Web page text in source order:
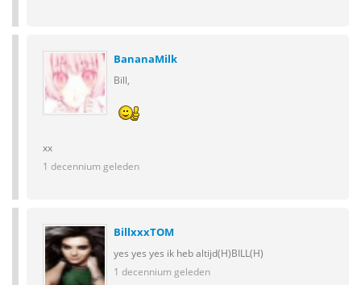
BananaMilk
Bill,
xx
1 decennium geleden
BillxxxTOM
yes yes yes ik heb altijd(H)BILL(H)
1 decennium geleden